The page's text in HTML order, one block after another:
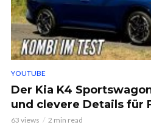
YOUTUBE
Der Kia K4
und clevere Details für
63 views 2 min read